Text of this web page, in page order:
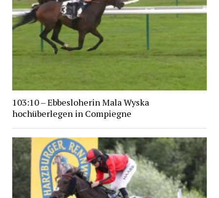
103:10 – Ebbesloherin Mala Wyska
hochüberlegen in Compiegne